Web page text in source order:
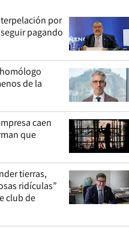
por
pagando
de la
caen
que
tierras,
ridículas”
club de